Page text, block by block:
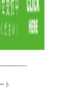
ト